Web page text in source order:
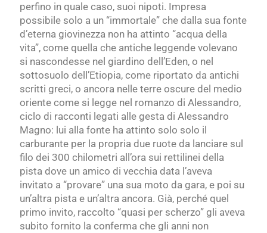
perfino in quale caso, suoi nipoti. Impresa
possibile solo a un “immortale” che dalla sua fonte
d’eterna giovinezza non ha attinto “acqua della
vita”, come quella che antiche leggende volevano
si nascondesse nel giardino dell’Eden, o nel
sottosuolo dell’Etiopia, come riportato da antichi
scritti greci, o ancora nelle terre oscure del medio
oriente come si legge nel romanzo di Alessandro,
ciclo di racconti legati alle gesta di Alessandro
Magno: lui alla fonte ha attinto solo solo il
carburante per la propria due ruote da lanciare sul
filo dei 300 chilometri all’ora sui rettilinei della
pista dove un amico di vecchia data l’aveva
invitato a “provare” una sua moto da gara, e poi su
un’altra pista e un’altra ancora. Già, perché quel
primo invito, raccolto “quasi per scherzo” gli aveva
subito fornito la conferma che gli anni non